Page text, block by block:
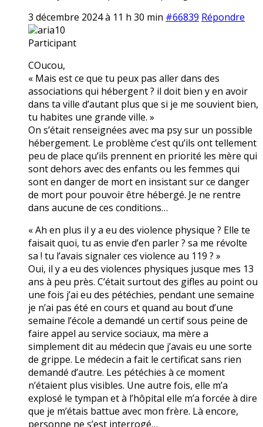
3 décembre 2024 à 11 h 30 min #66839 Répondre
aria10
Participant
COucou,
« Mais est ce que tu peux pas aller dans des
associations qui hébergent ? il doit bien y en avoir
dans ta ville d’autant plus que si je me souvient bien,
tu habites une grande ville. »
On s’était renseignées avec ma psy sur un possible
hébergement. Le problème c’est qu’ils ont tellement
peu de place qu’ils prennent en priorité les mère qui
sont dehors avec des enfants ou les femmes qui
sont en danger de mort en insistant sur ce danger
de mort pour pouvoir être hébergé. Je ne rentre
dans aucune de ces conditions…
« Ah en plus il y a eu des violence physique ? Elle te
faisait quoi, tu as envie d’en parler ? sa me révolte
sa ! tu l’avais signaler ces violence au 119 ? »
Oui, il y a eu des violences physiques jusque mes 13
ans à peu près. C’était surtout des gifles au point ou
une fois j’ai eu des pétéchies, pendant une semaine
je n’ai pas été en cours et quand au bout d’une
semaine l’école a demandé un certif sous peine de
faire appel au service sociaux, ma mère a
simplement dit au médecin que j’avais eu une sorte
de grippe. Le médecin a fait le certificat sans rien
demandé d’autre. Les pétéchies à ce moment
n’étaient plus visibles. Une autre fois, elle m’a
explosé le tympan et à l’hôpital elle m’a forcée à dire
que je m’étais battue avec mon frère. Là encore,
personne ne s’est interrogé…